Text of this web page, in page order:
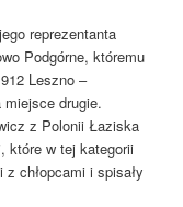
reprezentanta
Podgórne, któremu
Leszno –
drugie.
z Polonii Łaziska
które w tej kategorii
chłopcami i spisały